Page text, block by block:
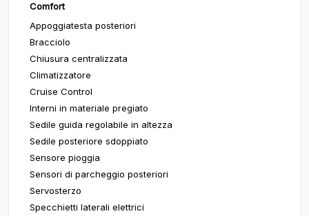
Comfort
Appoggiatesta posteriori
Bracciolo
Chiusura centralizzata
Climatizzatore
Cruise Control
Interni in materiale pregiato
Sedile guida regolabile in altezza
Sedile posteriore sdoppiato
Sensore pioggia
Sensori di parcheggio posteriori
Servosterzo
Specchietti laterali elettrici